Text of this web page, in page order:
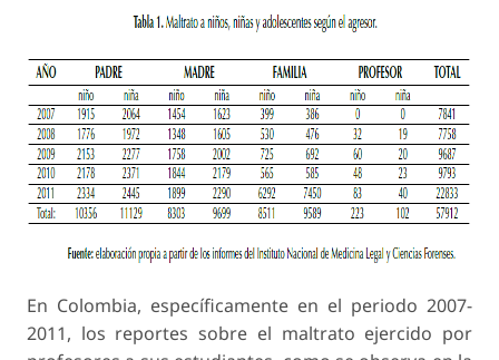
En Colombia, específicamente en el periodo 2007-
2011, los reportes sobre el maltrato ejercido por